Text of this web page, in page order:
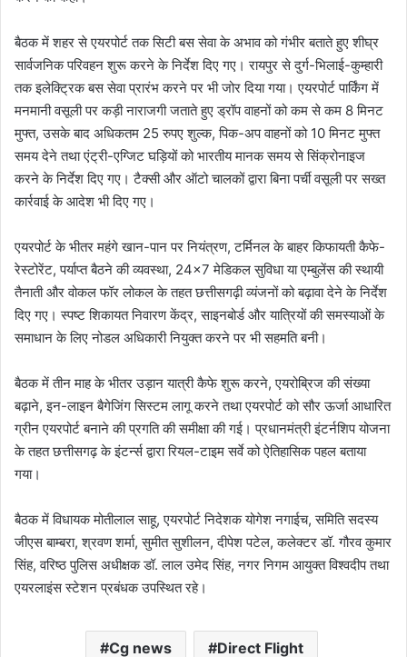
बैठक में शहर से एयरपोर्ट तक सिटी बस सेवा के अभाव को गंभीर बताते हुए शीघ्र
सार्वजनिक परिवहन शुरू करने के निर्देश दिए गए। रायपुर से दुर्ग-भिलाई-कुम्हारी
तक इलेक्ट्रिक बस सेवा प्रारंभ करने पर भी जोर दिया गया। एयरपोर्ट पार्किंग में
मनमानी वसूली पर कड़ी नाराजगी जताते हुए ड्रॉप वाहनों को कम से कम 8 मिनट
मुफ्त, उसके बाद अधिकतम 25 रुपए शुल्क, पिक-अप वाहनों को 10 मिनट मुफ्त
समय देने तथा एंट्री-एग्जिट घड़ियों को भारतीय मानक समय से सिंक्रोनाइज
करने के निर्देश दिए गए। टैक्सी और ऑटो चालकों द्वारा बिना पर्ची वसूली पर सख्त
कार्रवाई के आदेश भी दिए गए।
एयरपोर्ट के भीतर महंगे खान-पान पर नियंत्रण, टर्मिनल के बाहर किफायती कैफे-
रेस्टोरेंट, पर्याप्त बैठने की व्यवस्था, 24×7 मेडिकल सुविधा या एम्बुलेंस की स्थायी
तैनाती और वोकल फॉर लोकल के तहत छत्तीसगढ़ी व्यंजनों को बढ़ावा देने के निर्देश
दिए गए। स्पष्ट शिकायत निवारण केंद्र, साइनबोर्ड और यात्रियों की समस्याओं के
समाधान के लिए नोडल अधिकारी नियुक्त करने पर भी सहमति बनी।
बैठक में तीन माह के भीतर उड़ान यात्री कैफे शुरू करने, एयरोब्रिज की संख्या
बढ़ाने, इन-लाइन बैगेजिंग सिस्टम लागू करने तथा एयरपोर्ट को सौर ऊर्जा आधारित
ग्रीन एयरपोर्ट बनाने की प्रगति की समीक्षा की गई। प्रधानमंत्री इंटर्नशिप योजना
के तहत छत्तीसगढ़ के इंटर्न्स द्वारा रियल-टाइम सर्वे को ऐतिहासिक पहल बताया
गया।
बैठक में विधायक मोतीलाल साहू, एयरपोर्ट निदेशक योगेश नगाईच, समिति सदस्य
जीएस बाम्बरा, श्रवण शर्मा, सुमीत सुशीलन, दीपेश पटेल, कलेक्टर डॉ. गौरव कुमार
सिंह, वरिष्ठ पुलिस अधीक्षक डॉ. लाल उमेद सिंह, नगर निगम आयुक्त विश्वदीप तथा
एयरलाइंस स्टेशन प्रबंधक उपस्थित रहे।
Cg news Direct Flight